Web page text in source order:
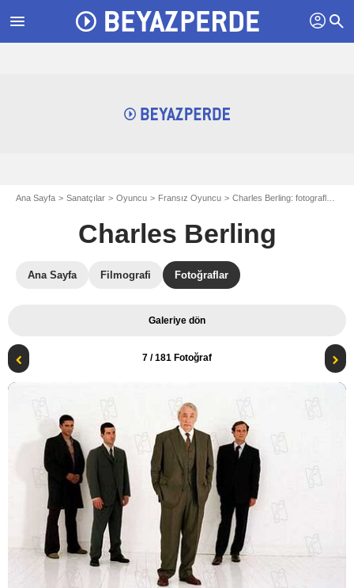
menu profil search
Ana Sayfa Sanatçılar Oyuncu Fransız Oyuncu Charles Berling: fotograflar
Charles Berling
Ana Sayfa Filmografi Fotoğraflar
Galeriye dön
7 / 181 Fotoğraf